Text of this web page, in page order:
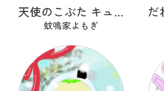
天使のこぶた キューピッグ
蚊鳴家よもぎ